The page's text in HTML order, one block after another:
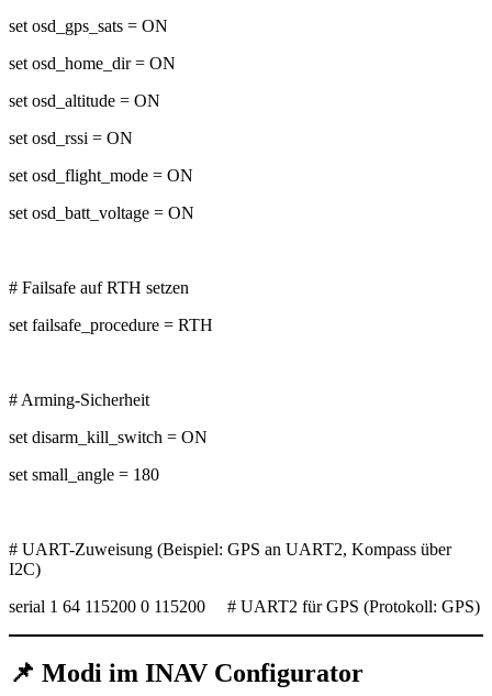
set osd_gps_sats = ON
set osd_home_dir = ON
set osd_altitude = ON
set osd_rssi = ON
set osd_flight_mode = ON
set osd_batt_voltage = ON
# Failsafe auf RTH setzen
set failsafe_procedure = RTH
# Arming-Sicherheit
set disarm_kill_switch = ON
set small_angle = 180
# UART-Zuweisung (Beispiel: GPS an UART2, Kompass über
I2C)
serial 1 64 115200 0 115200 # UART2 für GPS (Protokoll: GPS)
📌 Modi im INAV Configurator